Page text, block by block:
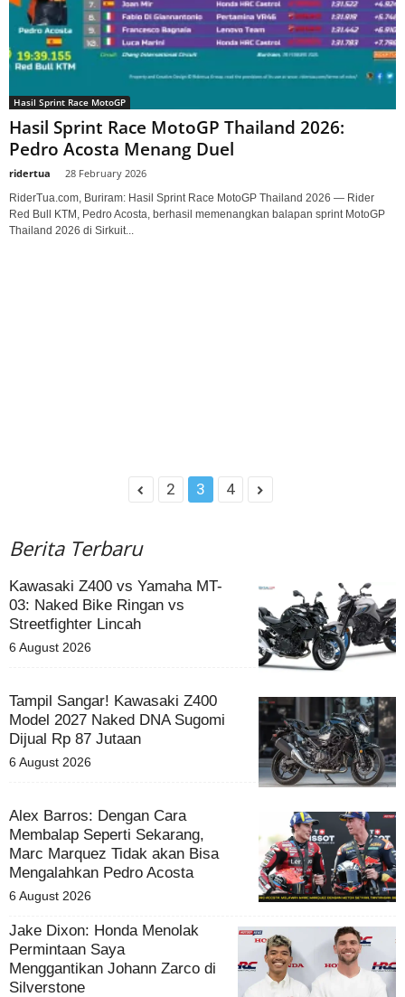
Hasil Sprint Race MotoGP
Hasil Sprint Race MotoGP Thailand 2026:
Pedro Acosta Menang Duel
ridertua 28 February 2026
RiderTua.com, Buriram: Hasil Sprint Race MotoGP Thailand 2026 — Rider
Red Bull KTM, Pedro Acosta, berhasil memenangkan balapan sprint MotoGP
Thailand 2026 di Sirkuit...
2 3 4
Berita Terbaru
Kawasaki Z400 vs Yamaha MT-
03: Naked Bike Ringan vs
Streetfighter Lincah
6 August 2026
Tampil Sangar! Kawasaki Z400
Model 2027 Naked DNA Sugomi
Dijual Rp 87 Jutaan
6 August 2026
Alex Barros: Dengan Cara
Membalap Seperti Sekarang,
Marc Marquez Tidak akan Bisa
Mengalahkan Pedro Acosta
6 August 2026
Jake Dixon: Honda Menolak
Permintaan Saya
Menggantikan Johann Zarco di
Silverstone